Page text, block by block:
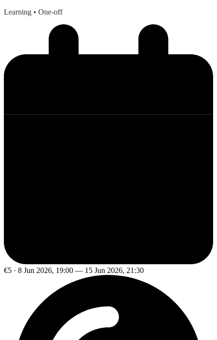
Learning • One-off
€5 · 8 Jun 2026, 19:00 — 15 Jun 2026, 21:30